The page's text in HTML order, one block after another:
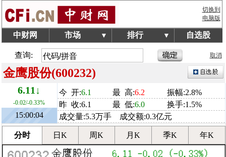
切换到
电脑版
中财网 市场 ▼ 排行 ▼ 自选股
查询: 取消
金鹰股份(600232)
6.11↓
-0.02/-0.33%
15:00:04
今 开:6.1 最 高:6.2
振幅:2.8%
昨 收:6.1
最 低:6.0
换手:1.5%
成交量:5.3万手 成交额:0.3亿元
分时 日K 周K 月K 季K 年K